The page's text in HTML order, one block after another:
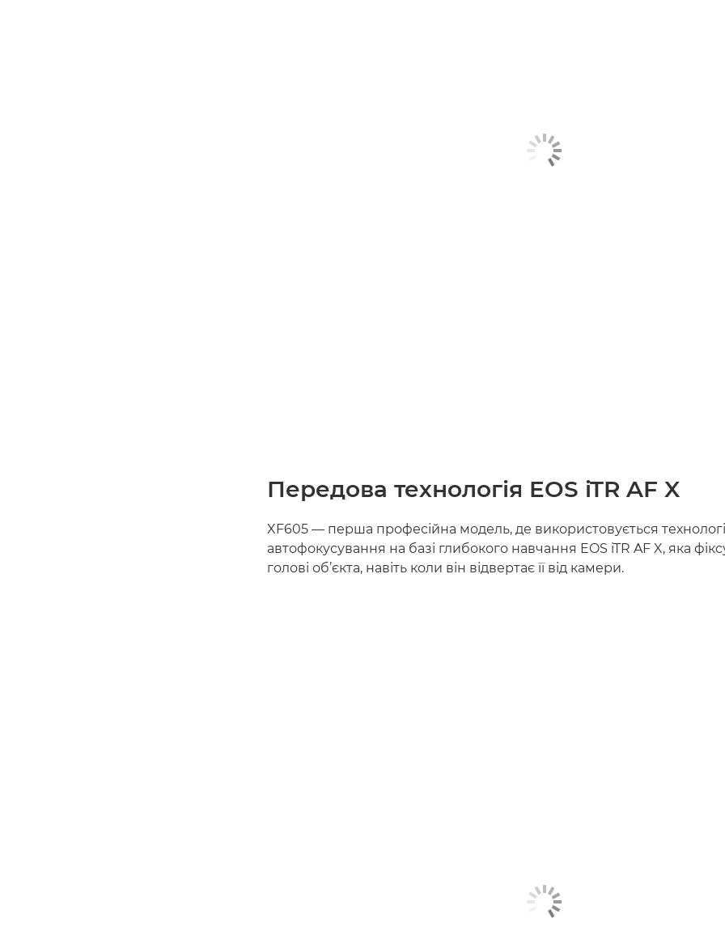
Передова технологія EOS iTR AF X
XF605 — перша професійна модель, де використовується
автофокусування на базі глибокого навчання EOS iTR AF X, яка
голові об’єкта, навіть коли він відвертає її від камери.